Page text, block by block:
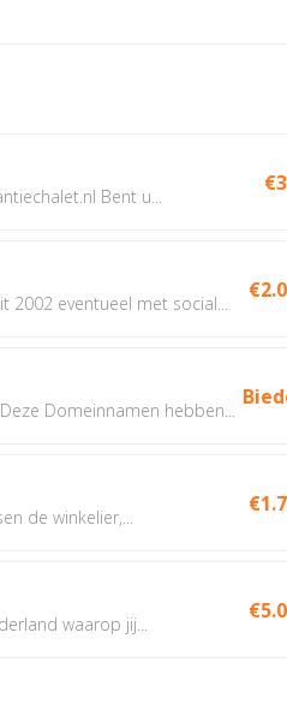
Bent u...
eventueel met social...
Domeinnamen hebben...
de winkelier,...
waarop jij...